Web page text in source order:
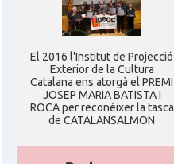
El 2016 l'Institut de Projecció
Exterior de la Cultura
Catalana ens atorgà el PREMI
JOSEP MARIA BATISTA I
ROCA per reconéixer la tasca
de CATALANSALMON